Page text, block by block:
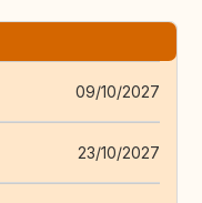
09/10/2027
23/10/2027